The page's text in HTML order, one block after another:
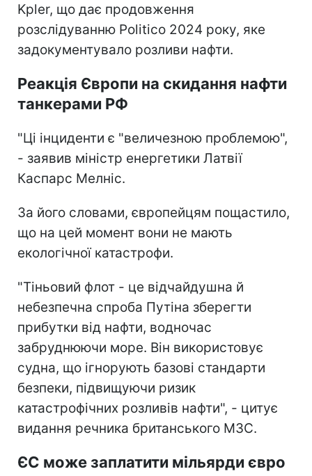
Kpler, що дає продовження
розслідуванню Politico 2024 року, яке
задокументувало розливи нафти.
Реакція Європи на скидання нафти
танкерами РФ
"Ці інциденти є "величезною проблемою",
- заявив міністр енергетики Латвії
Каспарс Мелніс.
За його словами, європейцям пощастило,
що на цей момент вони не мають
екологічної катастрофи.
"Тіньовий флот - це відчайдушна й
небезпечна спроба Путіна зберегти
прибутки від нафти, водночас
забруднюючи море. Він використовує
судна, що ігнорують базові стандарти
безпеки, підвищуючи ризик
катастрофічних розливів нафти", - цитує
видання речника британського МЗС.
ЄС може заплатити мільярди євро